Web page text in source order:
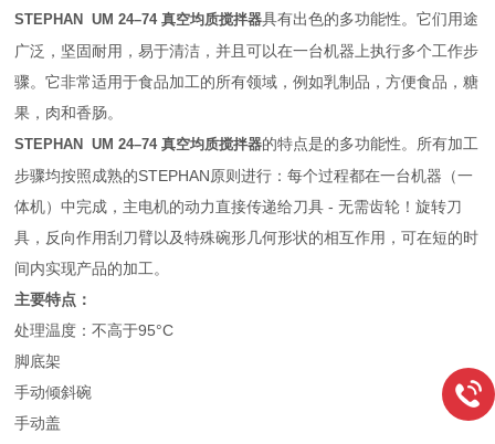
STEPHAN UM 24–74 真空均质搅拌器具有出色的多功能性。它们用途
广泛，坚固耐用，易于清洁，并且可以在一台机器上执行多个工作步
骤。它非常适用于食品加工的所有领域，例如乳制品，方便食品，糖
果，肉和香肠。
STEPHAN UM 24–74 真空均质搅拌器的特点是的多功能性。所有加工
步骤均按照成熟的STEPHAN原则进行：每个过程都在一台机器（一
体机）中完成，主电机的动力直接传递给刀具 - 无需齿轮！旋转刀
具，反向作用刮刀臂以及特殊碗形几何形状的相互作用，可在短的时
间内实现产品的加工。
主要特点：
处理温度：不高于95°C
脚底架
手动倾斜碗
手动盖